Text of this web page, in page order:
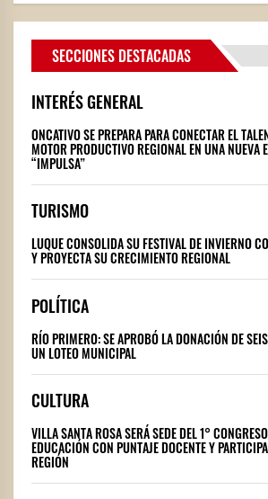
SECCIONES DESTACADAS
INTERÉS GENERAL
ONCATIVO SE PREPARA PARA CONECTAR EL
MOTOR PRODUCTIVO REGIONAL EN UNA NUEVA
“IMPULSA”
TURISMO
LUQUE CONSOLIDA SU FESTIVAL DE INVIERNO
Y PROYECTA SU CRECIMIENTO REGIONAL
POLÍTICA
RÍO PRIMERO: SE APROBÓ LA DONACIÓN DE
UN LOTEO MUNICIPAL
CULTURA
VILLA SANTA ROSA SERÁ SEDE DEL 1°
EDUCACIÓN CON PUNTAJE DOCENTE Y
REGIÓN